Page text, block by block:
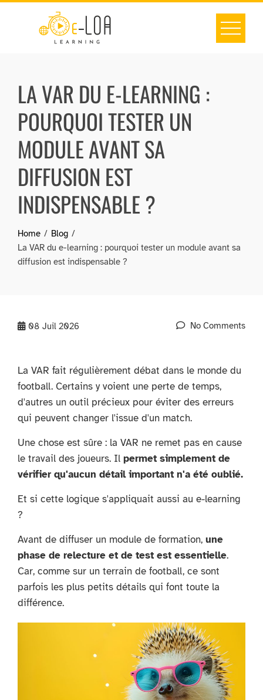
LA VAR DU E-LEARNING :
POURQUOI TESTER UN
MODULE AVANT SA
DIFFUSION EST
INDISPENSABLE ?
Home
Blog
La VAR du e-learning : pourquoi tester un module avant sa
diffusion est indispensable ?
08 Juil 2026 No Comments
La VAR fait régulièrement débat dans le monde du
football. Certains y voient une perte de temps,
d'autres un outil précieux pour éviter des erreurs
qui peuvent changer l'issue d'un match.
Une chose est sûre : la VAR ne remet pas en cause
le travail des joueurs. Il permet simplement de
vérifier qu'aucun détail important n'a été oublié.
Et si cette logique s'appliquait aussi au e-learning
?
Avant de diffuser un module de formation, une
phase de relecture et de test est essentielle.
Car, comme sur un terrain de football, ce sont
parfois les plus petits détails qui font toute la
différence.